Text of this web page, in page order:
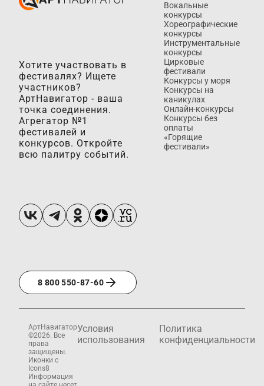
Хотите участвовать в
фестивалях? Ищете
участников?
АртНавигатор - ваша
точка соединения.
Агрегатор №1
фестивалей и
конкурсов. Откройте
всю палитру событий.
8 800 550-87-60
Вокальные
конкурсы
Хореографические
конкурсы
Инструментальные
конкурсы
Цирковые
фестивали
Конкурсы у моря
Конкурсы на
каникулах
Онлайн-конкурсы
Конкурсы без
оплаты
«Горящие
фестивали»
АртНавигатор
©2026. Все
права
защищены.
Иконки с
Icons8
Информация
Условия
использования
Политика
конфиденциальности